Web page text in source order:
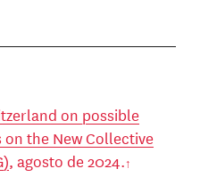
on possible
the New Collective
, agosto de 2024.